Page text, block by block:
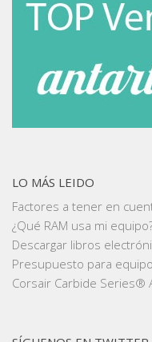
LO MÁS LEIDO
Factores a tener en
¿Qué RAM usa mi
Descargar libros
Presupuesto para
Corsair Carbide Series®